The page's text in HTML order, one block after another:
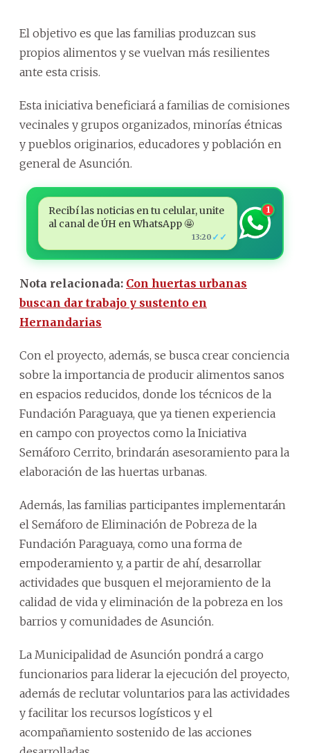
El objetivo es que las familias produzcan sus
propios alimentos y se vuelvan más resilientes
ante esta crisis.
Esta iniciativa beneficiará a familias de comisiones
vecinales y grupos organizados, minorías étnicas
y pueblos originarios, educadores y población en
general de Asunción.
Recibí las noticias en tu celular, unite
al canal de ÚH en WhatsApp 🤩
13:20 ✓✓
1
Nota relacionada: Con huertas urbanas
buscan dar trabajo y sustento en
Hernandarias
Con el proyecto, además, se busca crear conciencia
sobre la importancia de producir alimentos sanos
en espacios reducidos, donde los técnicos de la
Fundación Paraguaya, que ya tienen experiencia
en campo con proyectos como la Iniciativa
Semáforo Cerrito, brindarán asesoramiento para la
elaboración de las huertas urbanas.
Además, las familias participantes implementarán
el Semáforo de Eliminación de Pobreza de la
Fundación Paraguaya, como una forma de
empoderamiento y, a partir de ahí, desarrollar
actividades que busquen el mejoramiento de la
calidad de vida y eliminación de la pobreza en los
barrios y comunidades de Asunción.
La Municipalidad de Asunción pondrá a cargo
funcionarios para liderar la ejecución del proyecto,
además de reclutar voluntarios para las actividades
y facilitar los recursos logísticos y el
acompañamiento sostenido de las acciones